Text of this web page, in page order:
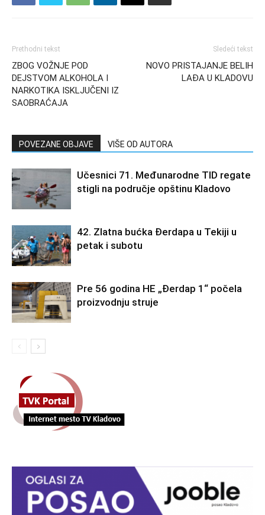
Prethodni tekst
ZBOG VOŽNJE POD
DEJSTVOM ALKOHOLA I
NARKOTIKA ISKLJUČENI IZ
SAOBRAĆAJA
Sledeći tekst
NOVO PRISTAJANJE BELIH
LAĐA U KLADOVU
POVEZANE OBJAVE VIŠE OD AUTORA
Učesnici 71. Međunarodne TID regate
stigli na područje opštinu Kladovo
42. Zlatna bućka Đerdapa u Tekiji u
petak i subotu
Pre 56 godina HE „Đerdap 1“ počela
proizvodnju struje